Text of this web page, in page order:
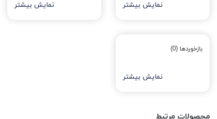
نمایش بیشتر نمایش بیشتر
بازخوردها (0)
نمایش بیشتر
محصولات مرتبط